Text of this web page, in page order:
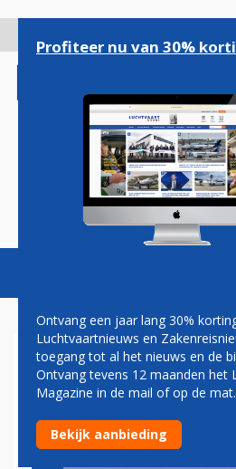
gaan
Magazine Podcasts
AIR CANADA ZET
SNELLE GROEI OP
Profiteer nu van 30%
Ontvang een jaar lang 30%
Luchtvaartnieuws en
toegang tot al het nieuws en de
Ontvang tevens 12 maanden het
Magazine in de mail of op de mat.
Bekijk aanbieding